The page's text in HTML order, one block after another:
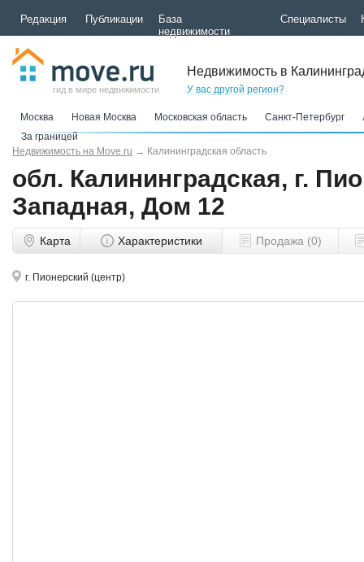
Редакция Публикации
База
недвижимости
Специалисты
гид в мире недвижимости
Недвижимость в
У вас другой регион?
Москва Новая Москва Московская область Санкт-Петербург
За границей
Недвижимость на Move.ru → Калининградская область
обл. Калининградская, г.
Западная, Дом 12
Карта Характеристики Продажа (0)
г. Пионерский (центр)